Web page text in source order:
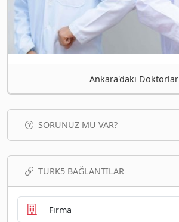
Ankara'daki Doktorlar
SORUNUZ MU VAR?
TURK5 BAĞLANTILAR
Firma